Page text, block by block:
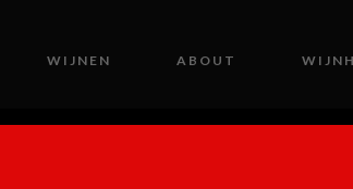
WIJNEN ABOUT